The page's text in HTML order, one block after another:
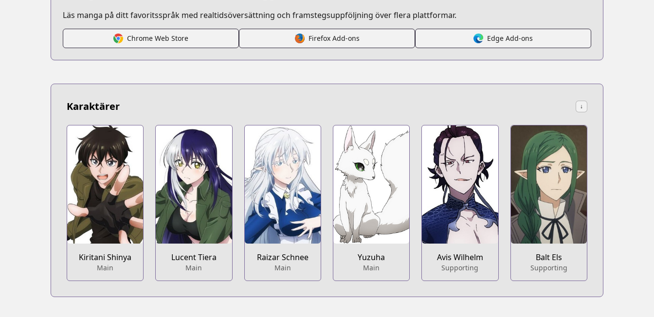
Läs manga på ditt favoritsspråk med realtidsöversättning och framstegsuppföljning över flera plattformar.
Chrome Web Store Firefox Add-ons Edge Add-ons
Karaktärer ↓
Kiritani Shinya
Main
Lucent Tiera
Main
Raizar Schnee
Main
Yuzuha
Main
Avis Wilhelm
Supporting
Balt Els
Supporting